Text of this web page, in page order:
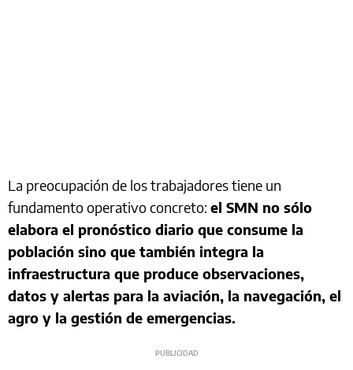
La preocupación de los trabajadores tiene un
fundamento operativo concreto: el SMN no sólo
elabora el pronóstico diario que consume la
población sino que también integra la
infraestructura que produce observaciones,
datos y alertas para la aviación, la navegación, el
agro y la gestión de emergencias.